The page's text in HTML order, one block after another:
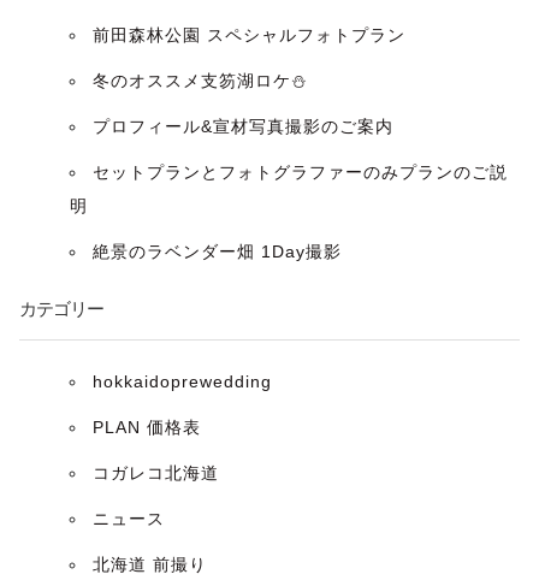
ン
前田森林公園 スペシャルフォトプラン
冬のオススメ支笏湖ロケ⛄️
プロフィール&宣材写真撮影のご案内
セットプランとフォトグラファーのみプランのご説
明
絶景のラベンダー畑 1Day撮影
カテゴリー
hokkaidoprewedding
PLAN 価格表
コガレコ北海道
ニュース
北海道 前撮り